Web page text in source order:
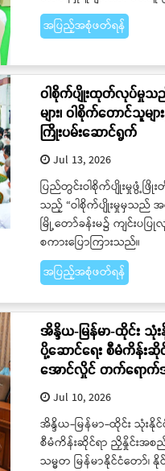
အပြည့်အစုံဖတ်ရန်
ဝါစိုက်ပျိုးထုတ်လုပ်မှုသ
များ၊ ဝါစိုက်တောင်သူ
ကြိုးပမ်းဆောင်ရွက်
Jul 13, 2026
ပြည်တွင်းဝါစိုက်ပျိုးမှုဖွံ့ဖ
သည့် “ဝါစိုက်ပျိုးမှုမှသည်
မြို့တော်ခန်းမ၌ ကျင်းပပ
စကားပြောကြားသည်။
အပြည့်အစုံဖတ်ရန်
အိန္ဒိယ-မြန်မာ-ထိုင်း သုံ
ပို့ဆောင်ရေး စီမံကိန်းဆို
အောင်လှိုင် တက်ရောက်အမှ
Jul 10, 2026
အိန္ဒိယ-မြန်မာ-ထိုင်း သုံး
စီမံကိန်းဆိုင်ရာ ညှိနှိုင်းအစည်
သမ္မတ မြန်မာနိုင်ငံတော်၊